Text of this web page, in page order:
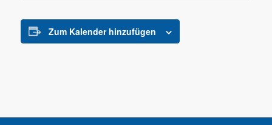
Zum Kalender hinzufügen